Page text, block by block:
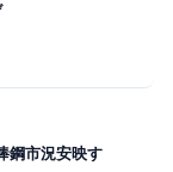
鋼市況安映す